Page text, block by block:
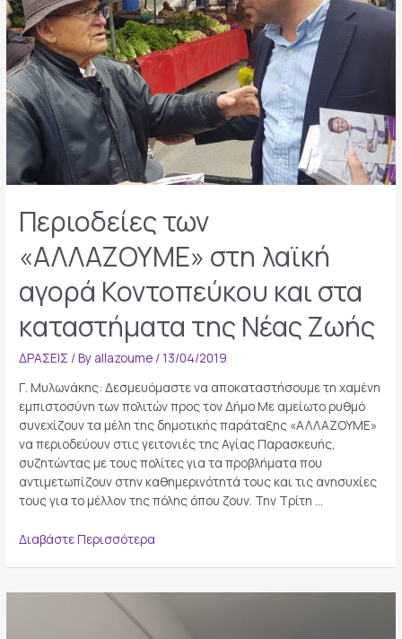
Περιοδείες των
«ΑΛΛΑΖΟΥΜΕ» στη λαϊκή
αγορά Κοντοπεύκου και στα
καταστήματα της Νέας Ζωής
ΔΡΑΣΕΙΣ / By allazoume /13/04/2019
Γ. Μυλωνάκης: Δεσμευόμαστε να αποκαταστήσουμε τη χαμένη
εμπιστοσύνη των πολιτών προς τον Δήμο Με αμείωτο ρυθμό
συνεχίζουν τα μέλη της δημοτικής παράταξης «ΑΛΛΑΖΟΥΜΕ»
να περιοδεύουν στις γειτονιές της Αγίας Παρασκευής,
συζητώντας με τους πολίτες για τα προβλήματα που
αντιμετωπίζουν στην καθημερινότητά τους και τις ανησυχίες
τους για το μέλλον της πόλης όπου ζουν. Την Τρίτη …
Περιοδείες
στη
Διαβάστε Περισσότερα